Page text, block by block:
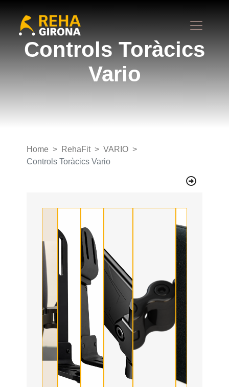
Controls Toràcics
Vario
Home RehaFit
VARIO
Controls Toràcics Vario